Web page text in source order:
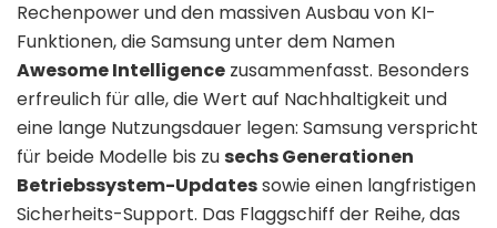
Rechenpower und den massiven Ausbau von KI-
Funktionen, die Samsung unter dem Namen
Awesome Intelligence zusammenfasst. Besonders
erfreulich für alle, die Wert auf Nachhaltigkeit und
eine lange Nutzungsdauer legen: Samsung verspricht
für beide Modelle bis zusechs Generationen
Betriebssystem-Updatessowie einen langfristigen
Sicherheits-Support. Das Flaggschiff der Reihe, das